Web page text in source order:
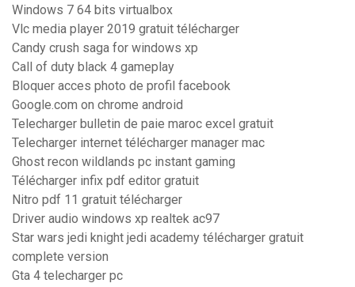
Windows 7 64 bits virtualbox
Vlc media player 2019 gratuit télécharger
Candy crush saga for windows xp
Call of duty black 4 gameplay
Bloquer acces photo de profil facebook
Google.com on chrome android
Telecharger bulletin de paie maroc excel gratuit
Telecharger internet télécharger manager mac
Ghost recon wildlands pc instant gaming
Télécharger infix pdf editor gratuit
Nitro pdf 11 gratuit télécharger
Driver audio windows xp realtek ac97
Star wars jedi knight jedi academy télécharger gratuit
complete version
Gta 4 telecharger pc